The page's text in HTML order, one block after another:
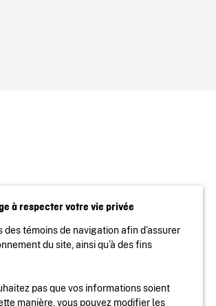
à respecter votre vie privée
des témoins de navigation afin d’assurer
du site, ainsi qu’à des fins
pas que vos informations soient
manière, vous pouvez modifier les